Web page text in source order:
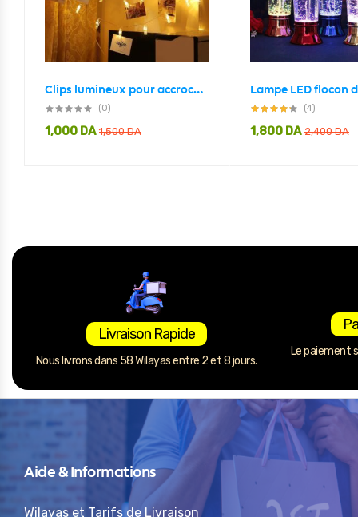
Clips lumineux pour accrocher des photos décoration intérieure
(0)
1,500DA
1,000 DA
(4)
2,400DA
1,800 DA
Livraison Rapide
Nous livrons dans 58 Wilayas entre 2 et 8 jours.
Le paiement
Aide & Informations
Wilayas et Tarifs de Livraison